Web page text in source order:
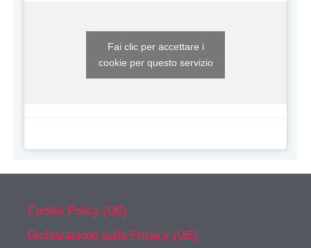
Fai clic per accettare i
cookie per questo servizio
Cookie Policy (UE)
Dichiarazione sulla Privacy (UE)